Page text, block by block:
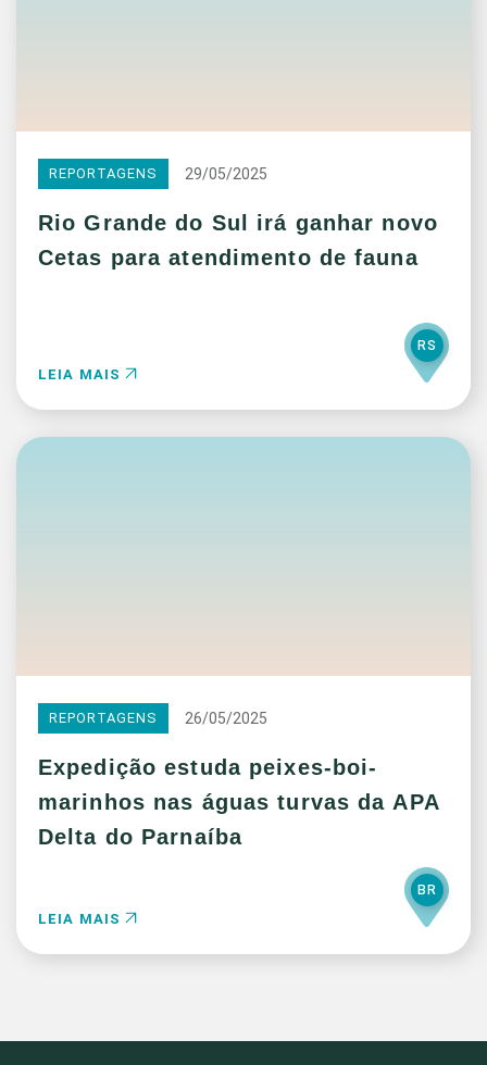
REPORTAGENS 29/05/2025
Rio Grande do Sul irá ganhar novo
Cetas para atendimento de fauna
LEIA MAIS
RS
REPORTAGENS 26/05/2025
Expedição estuda peixes-boi-
marinhos nas águas turvas da APA
Delta do Parnaíba
LEIA MAIS
BR